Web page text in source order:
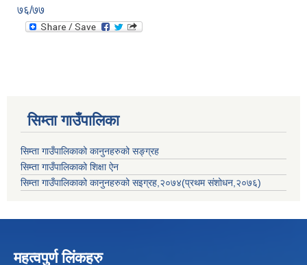
७६/७७
सिम्ता गाउँपालिका
सिम्ता गाउँपालिकाको कानुनहरुको सङ्ग्रह
सिम्ता गाउँपालिकाको शिक्षा ऐन
सिम्ता गाउँपालिकाको कानुनहरुको सइग्रह,२०७४(प्रथम संशोधन,२०७६)
महत्वपुर्ण लिंकहरु